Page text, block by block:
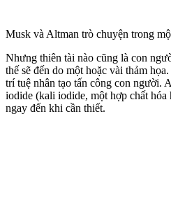
Musk và Altman trò chuyện trong
Nhưng thiên tài nào cũng là con
thế sẽ đến do một hoặc vài thảm
trí tuệ nhân tạo tấn công con người.
iodide (kali iodide, một hợp chất
ngay đến khi cần thiết.